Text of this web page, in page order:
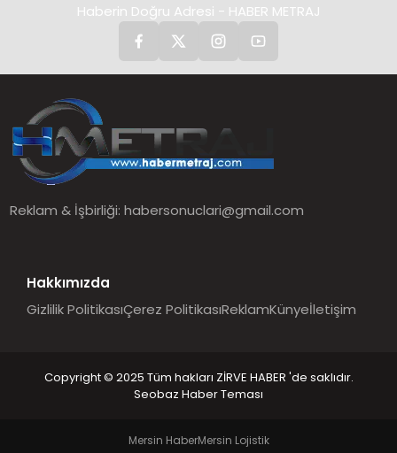
Haberin Doğru Adresi - HABER METRAJ
Reklam & İşbirliği:habersonuclari@gmail.com
Hakkımızda
Gizlilik PolitikasıÇerez PolitikasıReklamKünyeİletişim
Copyright © 2025 Tüm hakları ZİRVE HABER 'de saklıdır.
Seobaz Haber Teması
Mersin HaberMersin Lojistik